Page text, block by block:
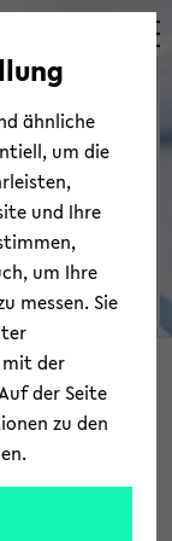
© Uni­ver­si­tät Bie­le­feld | BITS
Re­
ähnliche
um die
und Ihre
um Ihre
messen. Sie
mit der
der Seite
zu den